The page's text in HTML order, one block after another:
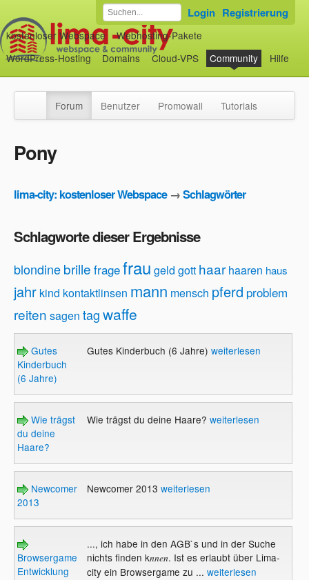
kostenloser Webspace
Webhosting-Pakete
WordPress-Hosting
Domains Cloud-VPS Community Hilfe
Login Registrierung
Forum Benutzer Promowall Tutorials
Pony
lima-city: kostenloser Webspace→Schlagwörter
Schlagworte dieser Ergebnisse
blondinebrille fragefrau geld gott haar haaren haus
jahr kind kontaktlinsen mann mensch pferd problem
reiten sagen tagwaffe
Gutes
Kinderbuch
(6 Jahre)
Gutes Kinderbuch (6 Jahre) weiterlesen
Wie trägst
du deine
Haare?
Wie trägst du deine Haare? weiterlesen
Newcomer
2013
Newcomer 2013 weiterlesen
Browsergame
Entwicklung
..., ich habe in den AGB`s und in der Suche
nichts finden knnen. Ist es erlaubt über Lima-
city ein Browsergame zu ... weiterlesen